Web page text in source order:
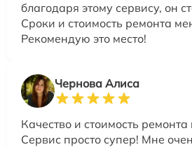
благодаря этому сервису, он
Сроки и стоимость ремонта
Рекомендую это место!
Чернова Алиса
Качество и стоимость
Сервис просто супер! Мне